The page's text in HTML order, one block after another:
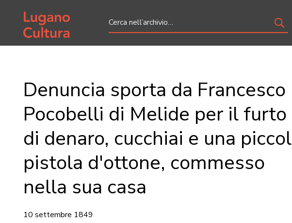
Home page
Denuncia sporta da Francesco
Pocobelli di Melide per il furto
di denaro, cucchiai e una
pistola d'ottone, commesso
nella sua casa
10 settembre 1849